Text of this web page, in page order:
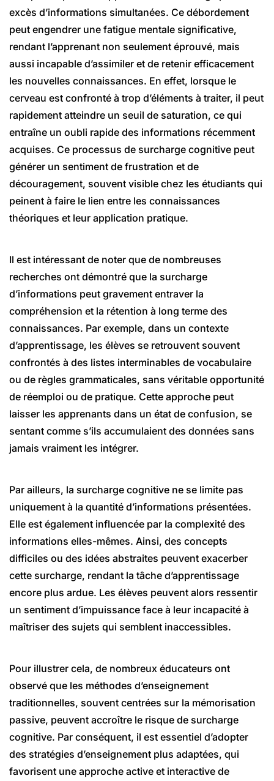
excès d’informations simultanées. Ce débordement
peut engendrer une fatigue mentale significative,
rendant l’apprenant non seulement éprouvé, mais
aussi incapable d’assimiler et de retenir efficacement
les nouvelles connaissances. En effet, lorsque le
cerveau est confronté à trop d’éléments à traiter, il peut
rapidement atteindre un seuil de saturation, ce qui
entraîne un oubli rapide des informations récemment
acquises. Ce processus de surcharge cognitive peut
générer un sentiment de frustration et de
découragement, souvent visible chez les étudiants qui
peinent à faire le lien entre les connaissances
théoriques et leur application pratique.
Il est intéressant de noter que de nombreuses
recherches ont démontré que la surcharge
d’informations peut gravement entraver la
compréhension et la rétention à long terme des
connaissances. Par exemple, dans un contexte
d’apprentissage, les élèves se retrouvent souvent
confrontés à des listes interminables de vocabulaire
ou de règles grammaticales, sans véritable opportunité
de réemploi ou de pratique. Cette approche peut
laisser les apprenants dans un état de confusion, se
sentant comme s’ils accumulaient des données sans
jamais vraiment les intégrer.
Par ailleurs, la surcharge cognitive ne se limite pas
uniquement à la quantité d’informations présentées.
Elle est également influencée par la complexité des
informations elles-mêmes. Ainsi, des concepts
difficiles ou des idées abstraites peuvent exacerber
cette surcharge, rendant la tâche d’apprentissage
encore plus ardue. Les élèves peuvent alors ressentir
un sentiment d’impuissance face à leur incapacité à
maîtriser des sujets qui semblent inaccessibles.
Pour illustrer cela, de nombreux éducateurs ont
observé que les méthodes d’enseignement
traditionnelles, souvent centrées sur la mémorisation
passive, peuvent accroître le risque de surcharge
cognitive. Par conséquent, il est essentiel d’adopter
des stratégies d’enseignement plus adaptées, qui
favorisent une approche active et interactive de